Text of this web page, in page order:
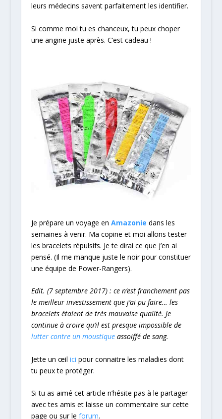
leurs médecins savent parfaitement les identifier.
Si comme moi tu es chanceux, tu peux choper
une angine juste après. C’est cadeau !
Je prépare un voyage en Amazonie dans les
semaines à venir. Ma copine et moi allons tester
les bracelets répulsifs. Je te dirai ce que j’en ai
pensé. (Il me manque juste le noir pour constituer
une équipe de Power-Rangers).
Edit. (7 septembre 2017) : ce n’est franchement pas
le meilleur investissement que j’ai pu faire… les
bracelets étaient de très mauvaise qualité. Je
continue à croire qu’il est presque impossible de
lutter contre un moustiqueassoiffé de sang.
Jette un œil ici pour connaitre les maladies dont
tu peux te protéger.
Si tu as aimé cet article n’hésite pas à le partager
avec tes amis et laisse un commentaire sur cette
page ou sur le forum.